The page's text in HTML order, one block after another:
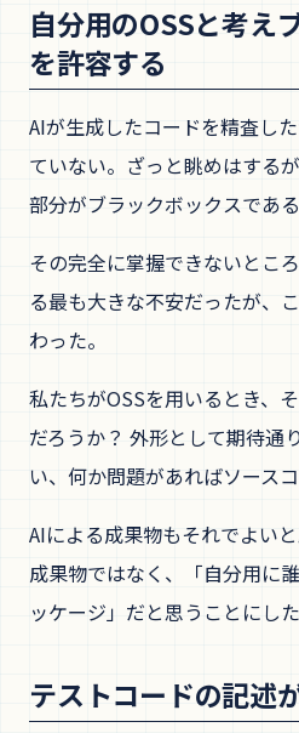
自分用のOSSと考え
を許容する
AIが生成したコードを精査し
ていない。ざっと眺めはする
部分がブラックボックスである
その完全に掌握できないとこ
る最も大きな不安だったが、
わった。
私たちがOSSを用いるとき、
だろうか？ 外形として期待通
い、何か問題があればソース
AIによる成果物もそれでよい
成果物ではなく、「自分用に
ッケージ」だと思うことにした
テストコードの記述